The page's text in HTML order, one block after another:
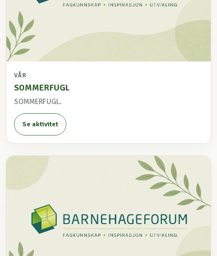
VÅR
SOMMERFUGL
SOMMERFUGL.
Se aktivitet